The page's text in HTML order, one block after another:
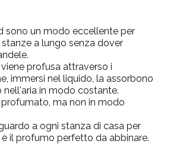
sono un modo eccellente per
a lungo senza dover
profusa attraverso i
immersi nel liquido, la assorbono
nell'aria in modo costante.
ma non in modo
a ogni stanza di casa per
il profumo perfetto da abbinare.